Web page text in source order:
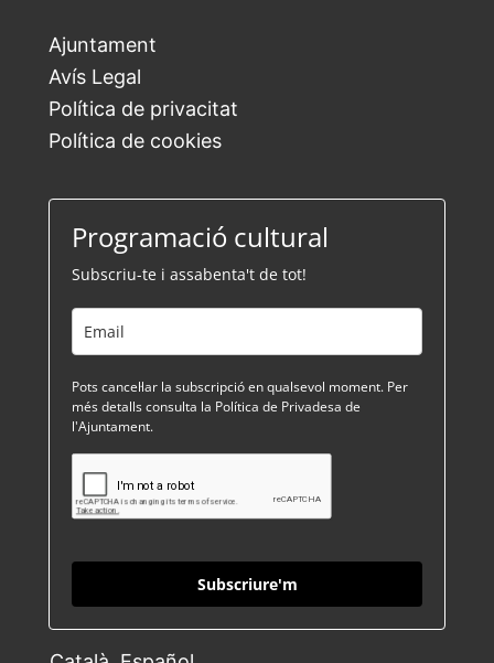
Ajuntament
Avís Legal
Política de privacitat
Política de cookies
Programació cultural
Subscriu-te i assabenta't de tot!
Pots cancel·lar la subscripció en qualsevol moment. Per
més detalls consulta la Política de Privadesa de
l'Ajuntament.
Subscriure'm